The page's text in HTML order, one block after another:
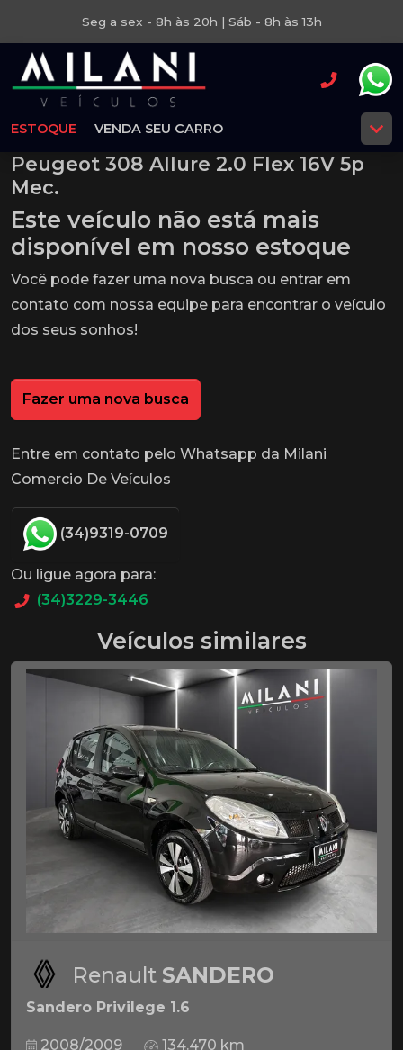
Seg a sex - 8h às 20h | Sáb - 8h às 13h
ESTOQUE VENDA SEU CARRO
Peugeot 308 Allure 2.0 Flex 16V 5p
Mec.
Este veículo não está mais
disponível em nosso estoque
Você pode fazer uma nova busca ou entrar em
contato com nossa equipe para encontrar o veículo
dos seus sonhos!
Fazer uma nova busca
Entre em contato pelo Whatsapp da Milani
Comercio De Veículos
(34)9319-0709
Ou ligue agora para:
(34)3229-3446
Veículos similares
Renault SANDERO
Sandero Privilege 1.6
2008/2009 134.470 km